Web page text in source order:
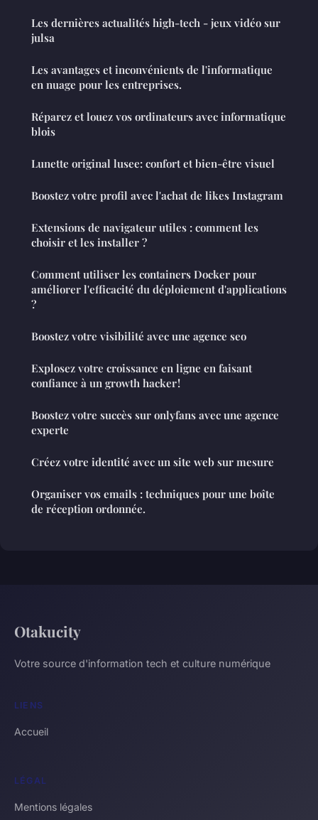
Les dernières actualités high-tech - jeux vidéo sur
julsa
Les avantages et inconvénients de l'informatique
en nuage pour les entreprises.
Réparez et louez vos ordinateurs avec informatique
blois
Lunette original lusee: confort et bien-être visuel
Boostez votre profil avec l'achat de likes Instagram
Extensions de navigateur utiles : comment les
choisir et les installer ?
Comment utiliser les containers Docker pour
améliorer l'efficacité du déploiement d'applications
?
Boostez votre visibilité avec une agence seo
Explosez votre croissance en ligne en faisant
confiance à un growth hacker !
Boostez votre succès sur onlyfans avec une agence
experte
Créez votre identité avec un site web sur mesure
Organiser vos emails : techniques pour une boîte
de réception ordonnée.
Otakucity
Votre source d'information tech et culture numérique
LIENS
Accueil
LÉGAL
Mentions légales